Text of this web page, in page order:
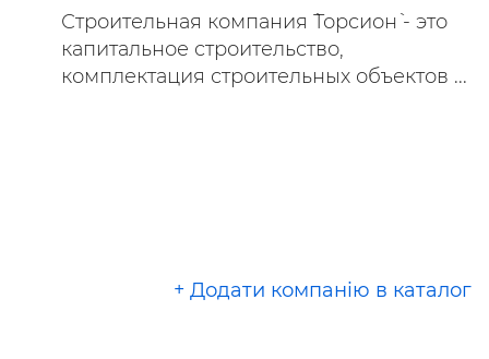
Строительная компания `Торсион` - это
капитальное строительство,
комплектация строительных объектов ...
+ Додати компанію в каталог